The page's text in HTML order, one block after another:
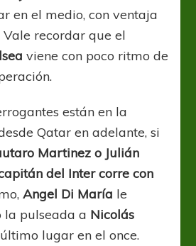
en el medio, con ventaja
recordar que el
viene con poco ritmo de
están en la
Qatar en adelante, si
Martinez o Julián
del Inter corre con
Angel Di María le
la pulseada a Nicolás
lugar en el once.